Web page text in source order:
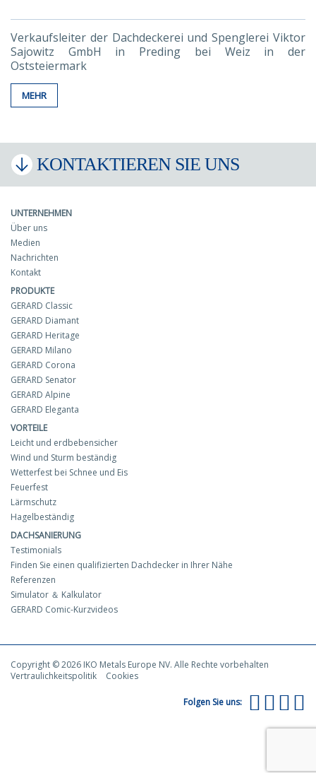
Verkaufsleiter der Dachdeckerei und Spenglerei Viktor
Sajowitz GmbH in Preding bei Weiz in der
Oststeiermark
MEHR
KONTAKTIEREN SIE UNS
UNTERNEHMEN
Über uns
Medien
Nachrichten
Kontakt
PRODUKTE
GERARD Classic
GERARD Diamant
GERARD Heritage
GERARD Milano
GERARD Corona
GERARD Senator
GERARD Alpine
GERARD Eleganta
VORTEILE
Leicht und erdbebensicher
Wind und Sturm beständig
Wetterfest bei Schnee und Eis
Feuerfest
Lärmschutz
Hagelbeständig
DACHSANIERUNG
Testimonials
Finden Sie einen qualifizierten Dachdecker in Ihrer Nähe
Referenzen
Simulator ＆ Kalkulator
GERARD Comic-Kurzvideos
Copyright © 2026 IKO Metals Europe NV. Alle Rechte vorbehalten
Vertraulichkeitspolitik
Cookies
Folgen Sie uns: